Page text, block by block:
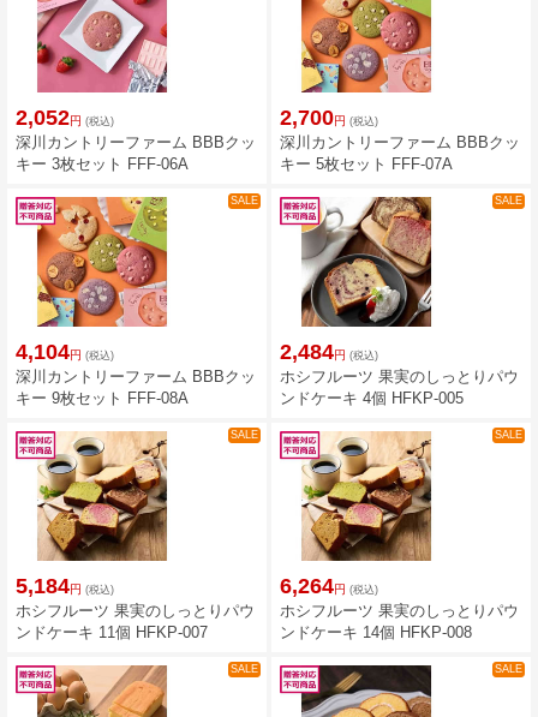
2,052円 (税込)
深川カントリーファーム BBBクッ
キー 3枚セット FFF-06A
2,700円 (税込)
深川カントリーファーム BBBクッ
キー 5枚セット FFF-07A
SALE
4,104円 (税込)
深川カントリーファーム BBBクッ
キー 9枚セット FFF-08A
SALE
2,484円 (税込)
ホシフルーツ 果実のしっとりパウ
ンドケーキ 4個 HFKP-005
SALE
5,184円 (税込)
ホシフルーツ 果実のしっとりパウ
ンドケーキ 11個 HFKP-007
SALE
6,264円 (税込)
ホシフルーツ 果実のしっとりパウ
ンドケーキ 14個 HFKP-008
SALE SALE